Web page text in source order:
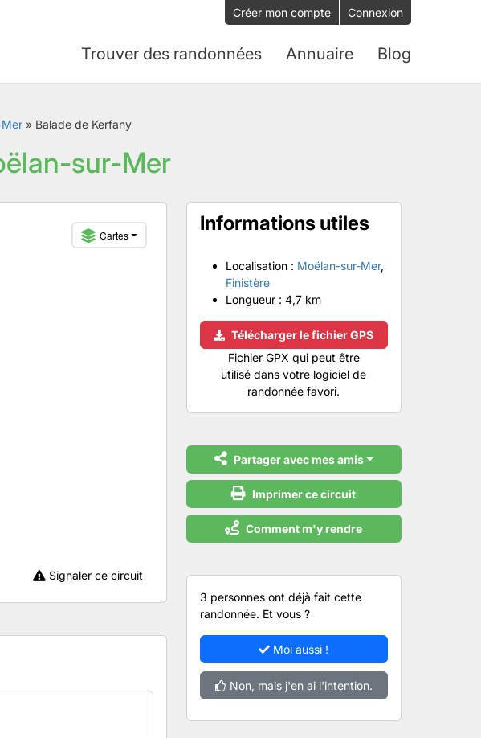
Créer mon compte Connexion
Trouver des randonnées Annuaire Blog
» Balade de Kerfany
sur-Mer
Cartes
Signaler ce circuit
Informations utiles
Localisation : Moëlan-sur-Mer,
Finistère
Longueur : 4,7 km
Télécharger le fichier GPS
Fichier GPX qui peut être
utilisé dans votre logiciel de
randonnée favori.
Partager avec mes amis
Imprimer ce circuit
Comment m'y rendre
3 personnes ont déjà fait cette
randonnée. Et vous ?
Moi aussi !
Non, mais j'en ai l'intention.